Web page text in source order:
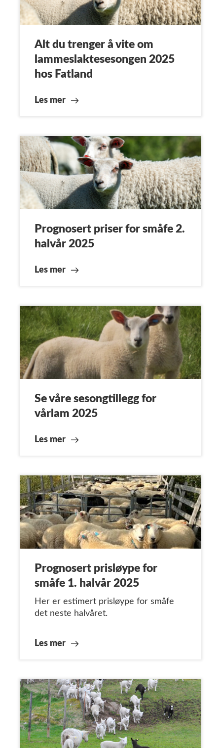
Alt du trenger å vite om
lammeslaktesesongen 2025
hos Fatland
Les mer
Prognosert priser for småfe 2.
halvår 2025
Les mer
Se våre sesongtillegg for
vårlam 2025
Les mer
Prognosert prisløype for
småfe 1. halvår 2025
Her er estimert prisløype for småfe
det neste halvåret.
Les mer